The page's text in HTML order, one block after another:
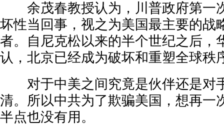
余茂春教授认为，川普政府第一
坏性当回事，视之为美国最主要的战
者。自尼克松以来的半个世纪之后，
认，北京已经成为破坏和重塑全球秩
对于中美之间究竟是伙伴还是对
清。所以中共为了欺骗美国，想再一
半点也没有用。